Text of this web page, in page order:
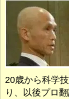
20歳から科学
り、以後プロ